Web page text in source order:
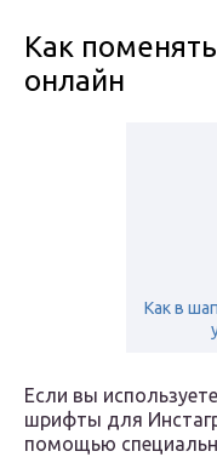
Как
онлайн
Как в
Если вы
шрифты для
помощью